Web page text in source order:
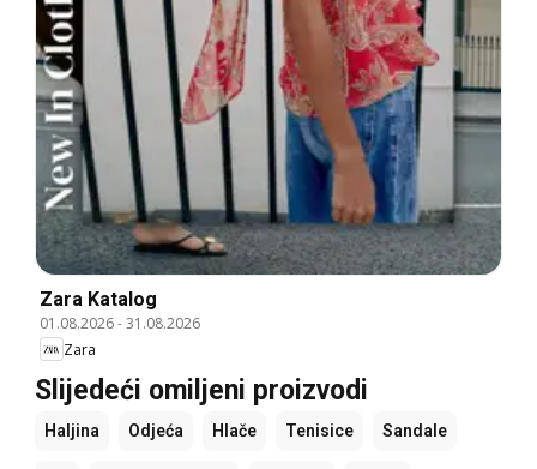
Zara Katalog
01.08.2026-31.08.2026
Zara
Slijedeći omiljeni proizvodi
Haljina Odjeća Hlače Tenisice Sandale